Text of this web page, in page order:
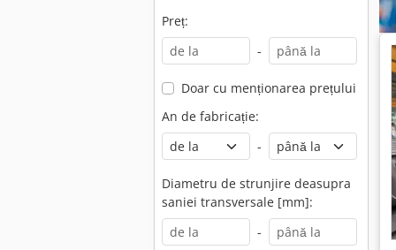
Preț:
-
Doar cu menționarea prețului
An de fabricație:
-
Diametru de strunjire deasupra
saniei transversale [mm]:
-